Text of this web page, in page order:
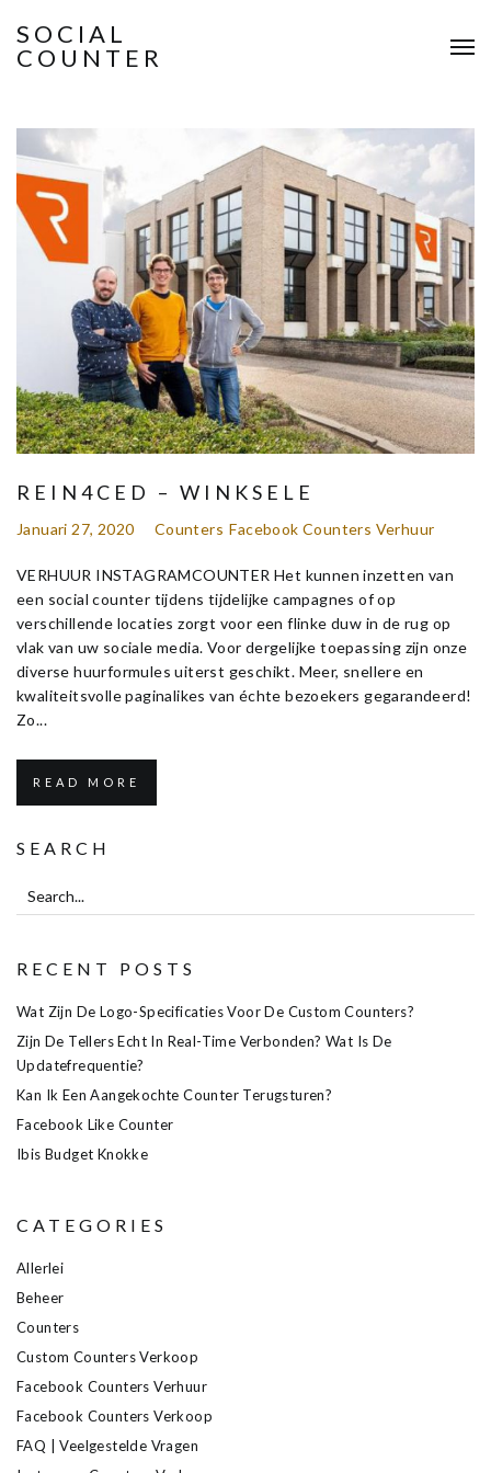
SOCIAL
COUNTER
REIN4CED – WINKSELE
Januari 27, 2020 Counters Facebook Counters Verhuur
VERHUUR INSTAGRAMCOUNTER Het kunnen inzetten van
een social counter tijdens tijdelijke campagnes of op
verschillende locaties zorgt voor een flinke duw in de rug op
vlak van uw sociale media. Voor dergelijke toepassing zijn onze
diverse huurformules uiterst geschikt. Meer, snellere en
kwaliteitsvolle paginalikes van échte bezoekers gegarandeerd!
Zo...
READ MORE
SEARCH
RECENT POSTS
Wat Zijn De Logo-Specificaties Voor De Custom Counters?
Zijn De Tellers Echt In Real-Time Verbonden? Wat Is De
Updatefrequentie?
Kan Ik Een Aangekochte Counter Terugsturen?
Facebook Like Counter
Ibis Budget Knokke
CATEGORIES
Allerlei
Beheer
Counters
Custom Counters Verkoop
Facebook Counters Verhuur
Facebook Counters Verkoop
FAQ | Veelgestelde Vragen